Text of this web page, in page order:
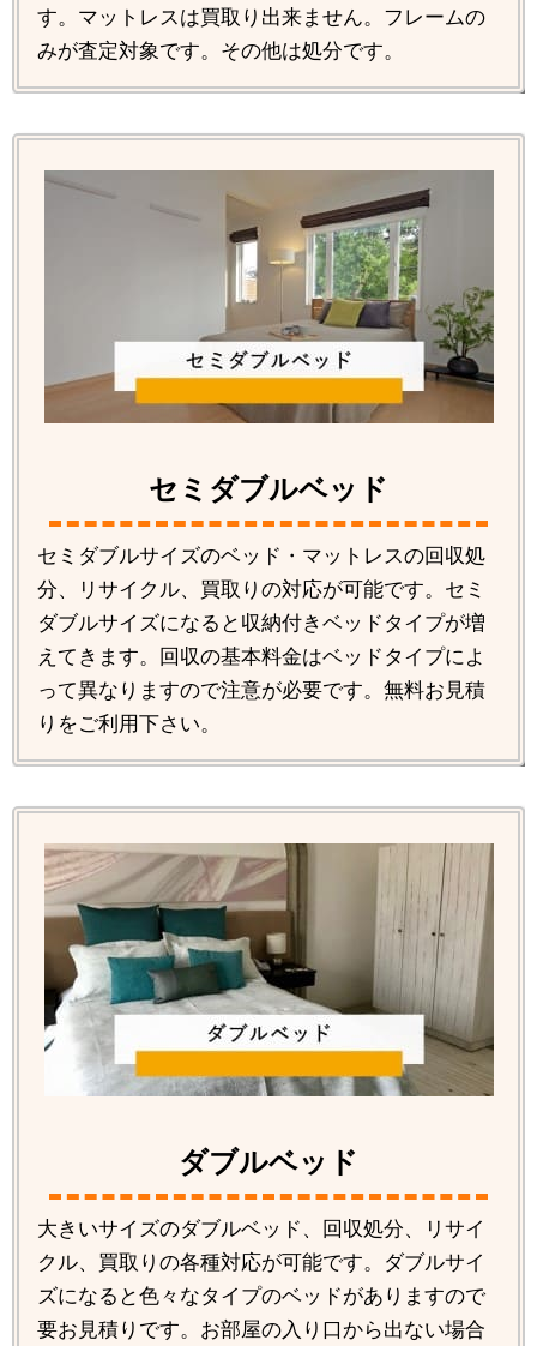
す。マットレスは買取り出来ません。フレームの
みが査定対象です。その他は処分です。
セミダブルベッド
セミダブルサイズのベッド・マットレスの回収処
分、リサイクル、買取りの対応が可能です。セミ
ダブルサイズになると収納付きベッドタイプが増
えてきます。回収の基本料金はベッドタイプによ
って異なりますので注意が必要です。無料お見積
りをご利用下さい。
ダブルベッド
大きいサイズのダブルベッド、回収処分、リサイ
クル、買取りの各種対応が可能です。ダブルサイ
ズになると色々なタイプのベッドがありますので
要お見積りです。お部屋の入り口から出ない場合